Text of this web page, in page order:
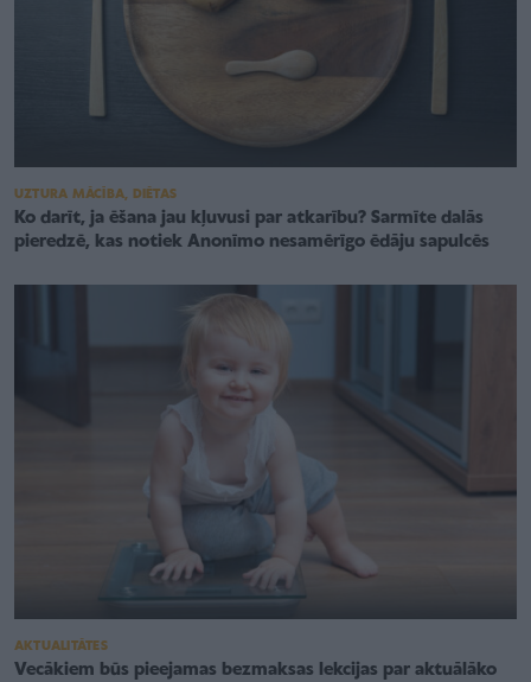
UZTURA MĀCĪBA, DIĒTAS
Ko darīt, ja ēšana jau kļuvusi par atkarību? Sarmīte dalās
pieredzē, kas notiek Anonīmo nesamērīgo ēdāju sapulcēs
AKTUALITĀTES
Vecākiem būs pieejamas bezmaksas lekcijas par aktuālāko